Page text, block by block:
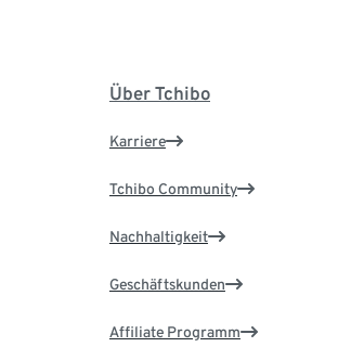
Über Tchibo
Karriere
Tchibo Community
Nachhaltigkeit
Geschäftskunden
Affiliate Programm